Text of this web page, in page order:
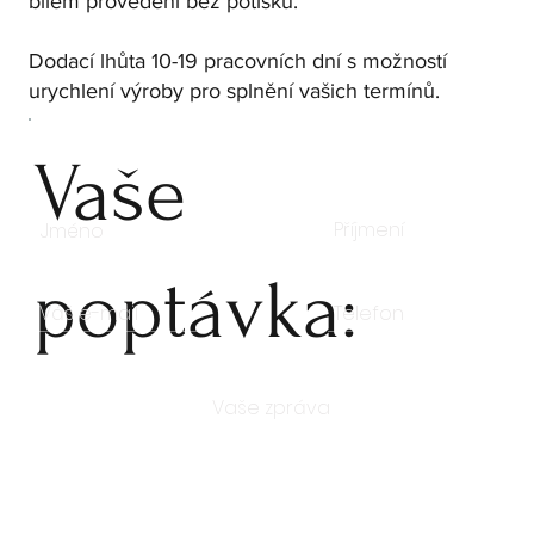
Dodací lhůta 10-19 pracovních dní s možností
urychlení výroby pro splnění vašich termínů.
Vaše
poptávka: